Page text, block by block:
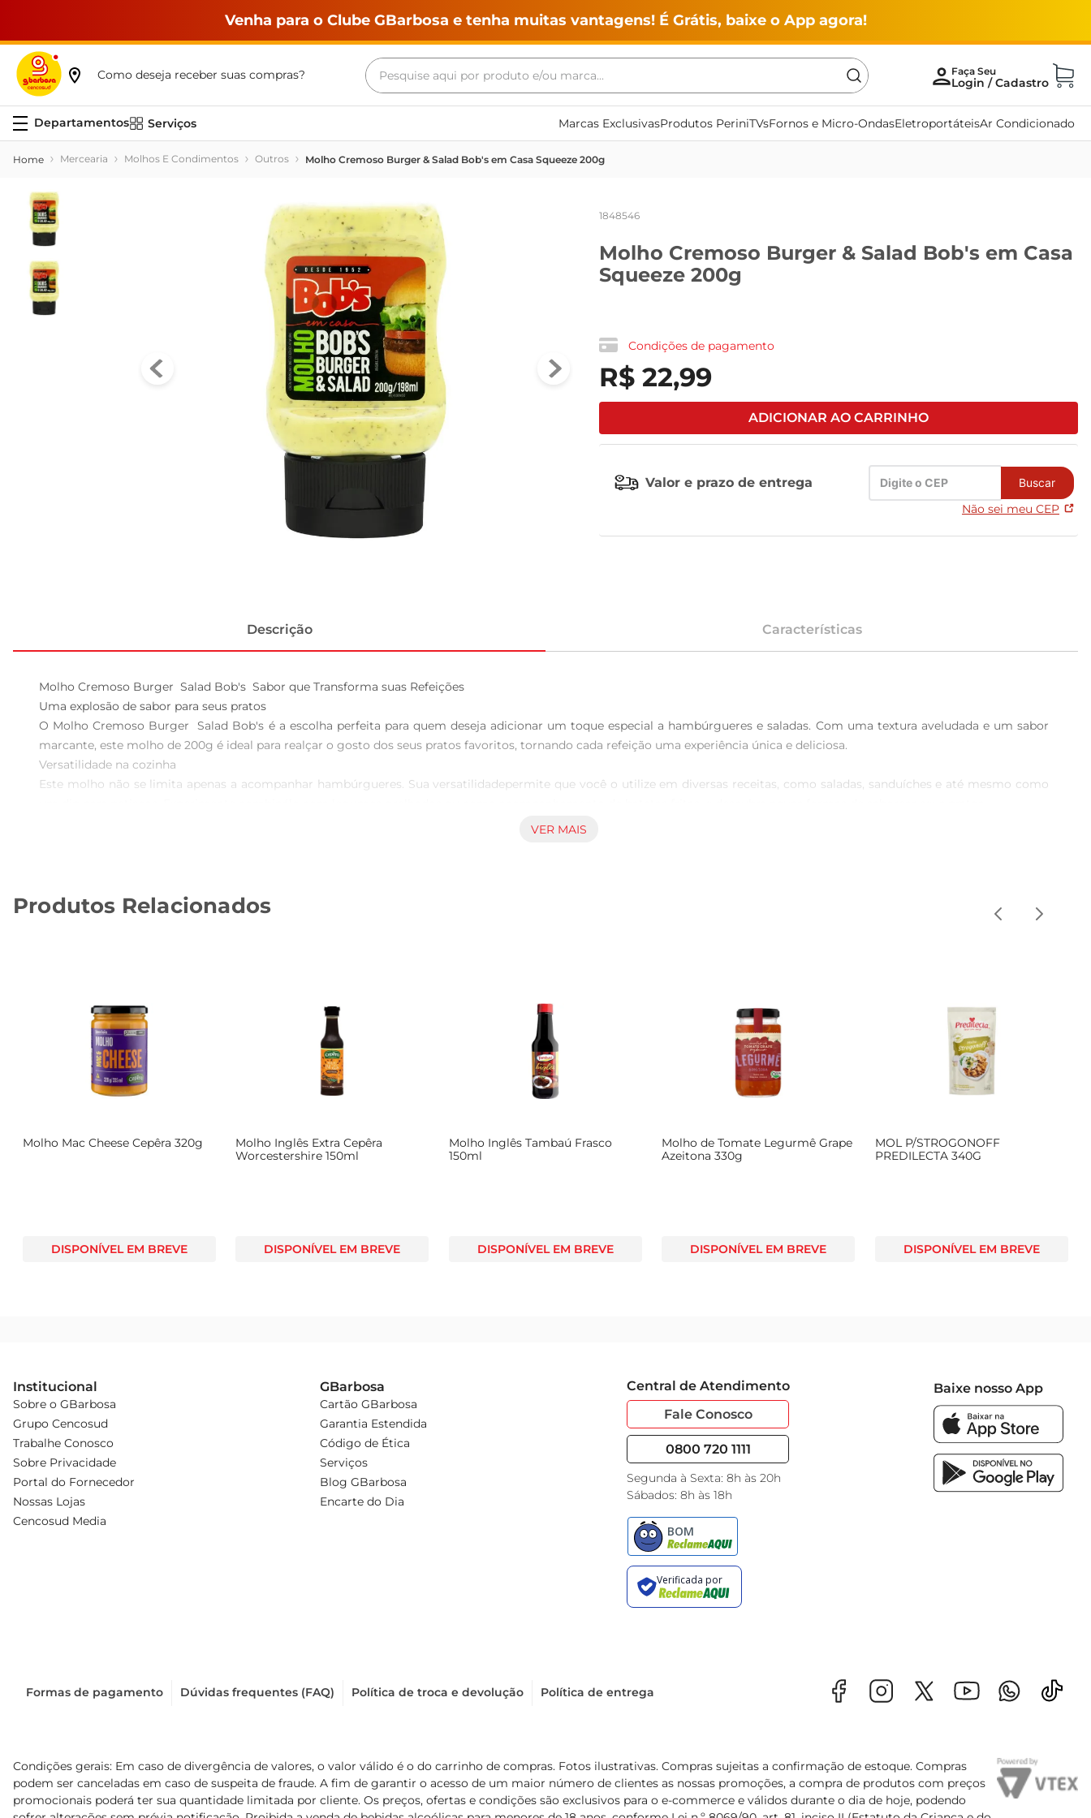
Venha para o Clube GBarbosa e tenha muitas vantagens! É Grátis, baixe o App agora!
Como deseja receber suas compras?
Pesquise aqui por produto e/ou marca...
Serviços Marcas ExclusivasProdutos PeriniTVsFornos e Micro-OndasEletroportáteisAr Condicionado
Mercearia Molhos E Condimentos Outros Molho Cremoso Burger & Salad Bob's em Casa Squeeze 200g
1848546
Molho Cremoso Burger & Salad Bob's em Casa
Squeeze 200g
Condições de pagamento
R$ 22,99
ADICIONAR AO CARRINHO
Valor e prazo de entrega Buscar
Não sei meu CEP
Descrição Características
Molho Cremoso Burger  Salad Bob's  Sabor que Transforma suas Refeições
Uma explosão de sabor para seus pratos
O Molho Cremoso Burger  Salad Bob's é a escolha perfeita para quem deseja adicionar um toque especial a hambúrgueres e saladas. Com uma textura aveludada e um sabor
marcante, este molho de 200g é ideal para realçar o gosto dos seus pratos favoritos, tornando cada refeição uma experiência única e deliciosa.
Versatilidade na cozinha
Este molho não se limita apenas a acompanhar hambúrgueres. Sua versatilidadepermite que você o utilize em diversas receitas, como saladas, sanduíches e até mesmo como
VER MAIS
Produtos Relacionados
Molho Mac Cheese Cepêra 320g
DISPONÍVEL EM BREVE
Molho Inglês Extra Cepêra
Worcestershire 150ml
DISPONÍVEL EM BREVE
Molho Inglês Tambaú Frasco
150ml
DISPONÍVEL EM BREVE
Molho de Tomate Legurmê Grape
Azeitona 330g
DISPONÍVEL EM BREVE
MOL P/STROGONOFF
PREDILECTA 340G
DISPONÍVEL EM BREVE
Institucional
Sobre o GBarbosa
Grupo Cencosud
Trabalhe Conosco
Sobre Privacidade
Portal do Fornecedor
Nossas Lojas
Cencosud Media
GBarbosa
Cartão GBarbosa
Garantia Estendida
Código de Ética
Serviços
Blog GBarbosa
Encarte do Dia
Central de Atendimento
Fale Conosco
0800 720 1111
Segunda à Sexta: 8h às 20h
Sábados: 8h às 18h
Baixe nosso App
Formas de pagamento Dúvidas frequentes (FAQ) Política de troca e devolução Política de entrega
Condições gerais: Em caso de divergência de valores, o valor válido é o do carrinho de compras. Fotos ilustrativas. Compras sujeitas a confirmação de estoque. Compras
podem ser canceladas em caso de suspeita de fraude. A fim de garantir o acesso de um maior número de clientes as nossas promoções, a compra de produtos com preços
promocionais poderá ter sua quantidade limitada por cliente. Os preços, ofertas e condições são exclusivos para o e-commerce e válidos durante o dia de hoje, podendo
Termos mais buscados
maquina lavar
café
cerveja
frango
leite
vinho
leite pó
celular